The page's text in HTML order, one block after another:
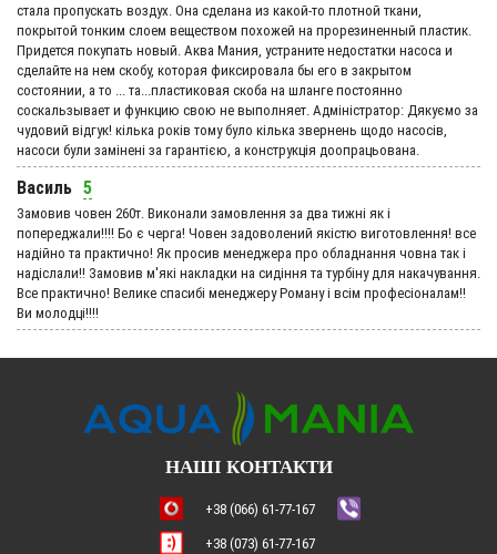
стала пропускать воздух. Она сделана из какой-то плотной ткани,
покрытой тонким слоем веществом похожей на прорезиненный пластик.
Придется покупать новый. Аква Мания, устраните недостатки насоса и
сделайте на нем скобу, которая фиксировала бы его в закрытом
состоянии, а то ... та...пластиковая скоба на шланге постоянно
соскальзывает и функцию свою не выполняет. Адмiнiстратор: Дякуємо за
чудовий вiдгук! кілька років тому було кілька звернень щодо насосів,
насоси були замінені за гарантією, а конструкція доопрацьована.
Василь 5
Замовив човен 260т. Виконали замовлення за два тижні як і
попереджали!!!! Бо є черга! Човен задоволений якістю виготовлення! все
надійно та практично! Як просив менеджера про обладнання човна так і
надіслали!! Замовив м'які накладки на сидіння та турбіну для накачування.
Все практично! Велике спасибі менеджеру Роману і всім професіоналам!!
Ви молодці!!!!
НАШІ КОНТАКТИ
+38 (066) 61-77-167
+38 (073) 61-77-167